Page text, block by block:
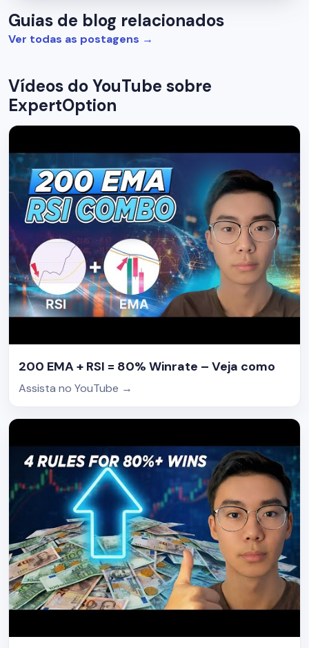
Guias de blog relacionados
Ver todas as postagens →
Vídeos do YouTube sobre
ExpertOption
200 EMA + RSI = 80% Winrate – Veja como
Assista no YouTube →